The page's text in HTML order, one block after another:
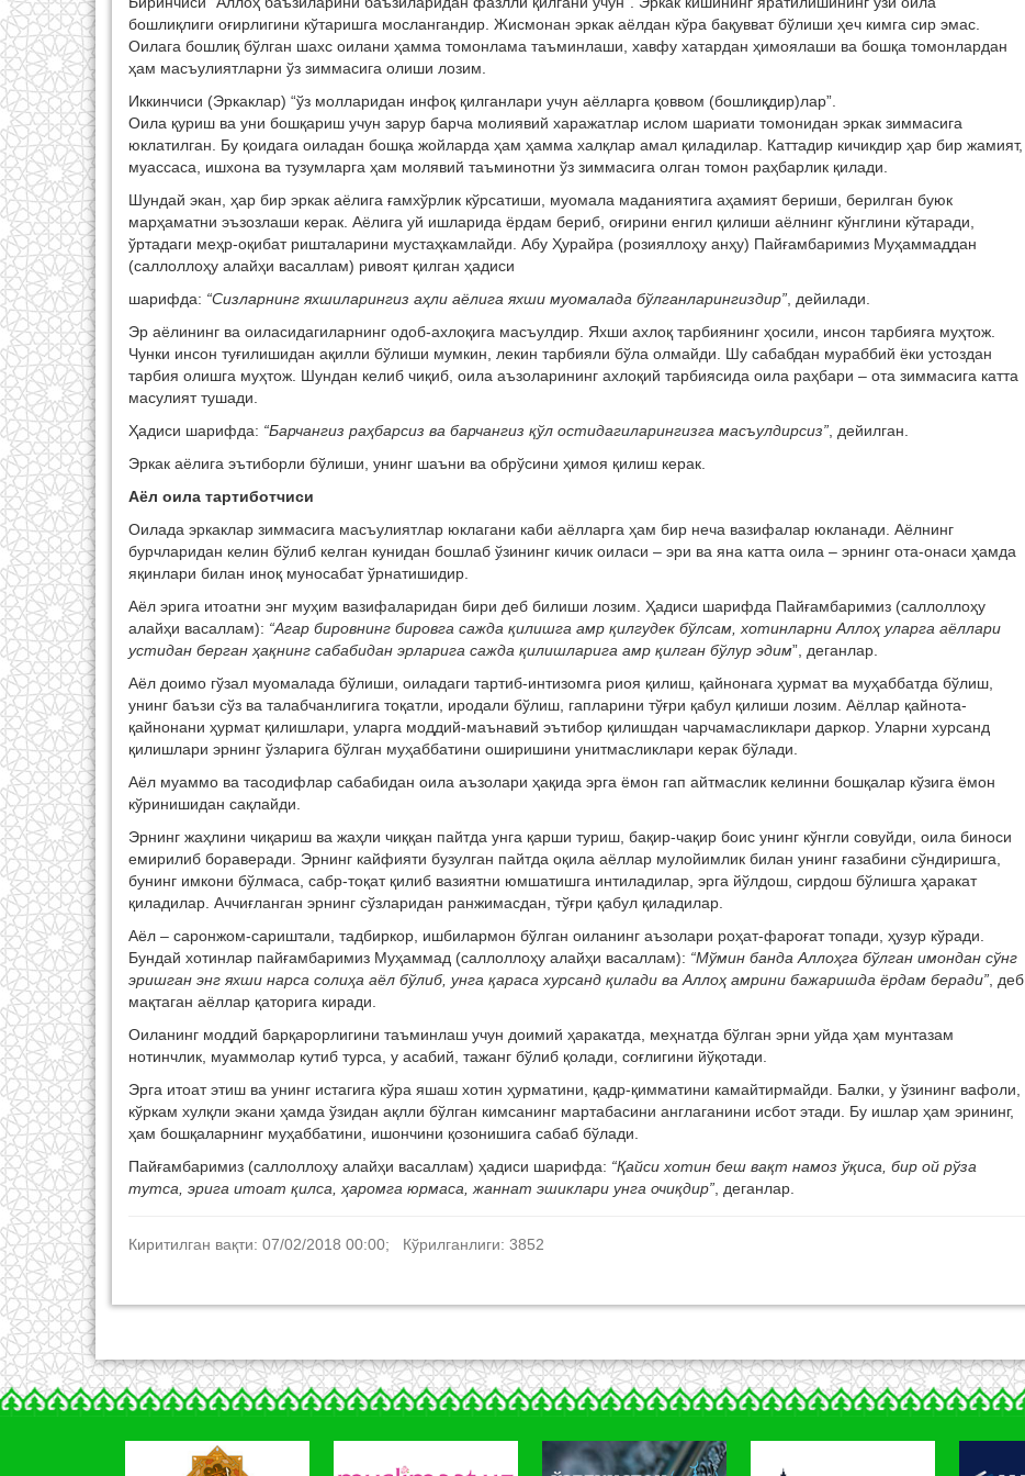
бошлиқлиги оғирлигини кўтаришга мослангандир. Жисмонан эркак аёлдан кўра бақувват бўлиши ҳеч кимга сир эмас.
Оилага бошлиқ бўлган шахс оилани ҳамма томонлама таъминлаши, хавфу хатардан ҳимоялаши ва бошқа томонлардан
ҳам масъулиятларни ўз зиммасига олиши лозим.
Иккинчиси (Эркаклар) “ўз молларидан инфоқ қилганлари учун аёлларга қоввом (бошлиқдир)лар”.
Оила қуриш ва уни бошқариш учун зарур барча молиявий харажатлар ислом шариати томонидан эркак зиммасига
юклатилган. Бу қоидага оиладан бошқа жойларда ҳам ҳамма халқлар амал қиладилар. Каттадир кичикдир ҳар бир жамият,
муассаса, ишхона ва тузумларга ҳам молявий таъминотни ўз зиммасига олган томон раҳбарлик қилади.
Шундай экан, ҳар бир эркак аёлига ғамхўрлик кўрсатиши, муомала маданиятига аҳамият бериши, берилган буюк
марҳаматни эъзозлаши керак. Аёлига уй ишларида ёрдам бериб, оғирини енгил қилиши аёлнинг кўнглини кўтаради,
ўртадаги меҳр-оқибат ришталарини мустаҳкамлайди. Абу Ҳурайра (розияллоҳу анҳу) Пайғамбаримиз Муҳаммаддан
(саллоллоҳу алайҳи васаллам) ривоят қилган ҳадиси
шарифда: “Сизларнинг яхшиларингиз аҳли аёлига яхши муомалада бўлганларингиздир” , дейилади.
Эр аёлининг ва оиласидагиларнинг одоб-ахлоқига масъулдир. Яхши ахлоқ тарбиянинг ҳосили, инсон тарбияга муҳтож.
Чунки инсон туғилишидан ақилли бўлиши мумкин, лекин тарбияли бўла олмайди. Шу сабабдан мураббий ёки устоздан
тарбия олишга муҳтож. Шундан келиб чиқиб, оила аъзоларининг ахлоқий тарбиясида оила раҳбари – ота зиммасига катта
масулият тушади.
Ҳадиси шарифда: “Барчангиз раҳбарсиз ва барчангиз қўл остидагиларингизга масъулдирсиз” , дейилган.
Эркак аёлига эътиборли бўлиши, унинг шаъни ва обрўсини ҳимоя қилиш керак.
Аёл оила тартиботчиси
Оилада эркаклар зиммасига масъулиятлар юклагани каби аёлларга ҳам бир неча вазифалар юкланади. Аёлнинг
бурчларидан келин бўлиб келган кунидан бошлаб ўзининг кичик оиласи – эри ва яна катта оила – эрнинг ота-онаси ҳамда
яқинлари билан иноқ муносабат ўрнатишидир.
Аёл эрига итоатни энг муҳим вазифаларидан бири деб билиши лозим. Ҳадиси шарифда Пайғамбаримиз (саллоллоҳу
алайҳи васаллам): “Агар бировнинг бировга сажда қилишга амр қилгудек бўлсам, хотинларни Аллоҳ уларга аёллари
устидан берган ҳақнинг сабабидан эрларига сажда қилишларига амр қилган бўлур эдим”, деганлар.
Аёл доимо гўзал муомалада бўлиши, оиладаги тартиб-интизомга риоя қилиш, қайнонага ҳурмат ва муҳаббатда бўлиш,
унинг баъзи сўз ва талабчанлигига тоқатли, иродали бўлиш, гапларини тўғри қабул қилиши лозим. Аёллар қайнота-
қайнонани ҳурмат қилишлари, уларга моддий-маънавий эътибор қилишдан чарчамасликлари даркор. Уларни хурсанд
қилишлари эрнинг ўзларига бўлган муҳаббатини оширишини унитмасликлари керак бўлади.
Аёл муаммо ва тасодифлар сабабидан оила аъзолари ҳақида эрга ёмон гап айтмаслик келинни бошқалар кўзига ёмон
кўринишидан сақлайди.
Эрнинг жаҳлини чиқариш ва жаҳли чиққан пайтда унга қарши туриш, бақир-чақир боис унинг кўнгли совуйди, оила биноси
емирилиб бораверади. Эрнинг кайфияти бузулган пайтда оқила аёллар мулойимлик билан унинг ғазабини сўндиришга,
бунинг имкони бўлмаса, сабр-тоқат қилиб вазиятни юмшатишга интиладилар, эрга йўлдош, сирдош бўлишга ҳаракат
қиладилар. Аччиғланган эрнинг сўзларидан ранжимасдан, тўғри қабул қиладилар.
Аёл – саронжом-сариштали, тадбиркор, ишбилармон бўлган оиланинг аъзолари роҳат-фароғат топади, ҳузур кўради.
Бундай хотинлар пайғамбаримиз Муҳаммад (саллоллоҳу алайҳи васаллам): “Мўмин банда Аллоҳга бўлган имондан сўнг
эришган энг яхши нарса солиҳа аёл бўлиб, унга қараса хурсанд қилади ва Аллоҳ амрини бажаришда ёрдам беради” , деб
мақтаган аёллар қаторига киради.
Оиланинг моддий барқарорлигини таъминлаш учун доимий ҳаракатда, меҳнатда бўлган эрни уйда ҳам мунтазам
нотинчлик, муаммолар кутиб турса, у асабий, тажанг бўлиб қолади, соғлигини йўқотади.
Эрга итоат этиш ва унинг истагига кўра яшаш хотин ҳурматини, қадр-қимматини камайтирмайди. Балки, у ўзининг вафоли,
кўркам хулқли экани ҳамда ўзидан ақлли бўлган кимсанинг мартабасини англаганини исбот этади. Бу ишлар ҳам эрининг,
ҳам бошқаларнинг муҳаббатини, ишончини қозонишига сабаб бўлади.
Пайғамбаримиз (саллоллоҳу алайҳи васаллам) ҳадиси шарифда: “Қайси хотин беш вақт намоз ўқиса, бир ой рўза
тутса, эрига итоат қилса, ҳаромга юрмаса, жаннат эшиклари унга очиқдир” , деганлар.
Киритилган вақти: 07/02/2018 00:00; Кўрилганлиги: 3852